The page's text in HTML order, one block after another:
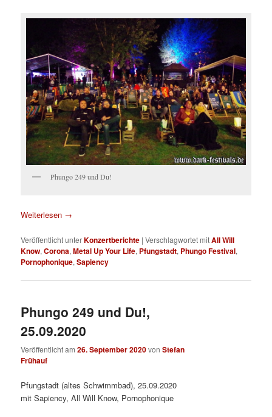
Phungo 249 und Du!
Weiterlesen →
Veröffentlicht unterKonzertberichte |Verschlagwortet mitAll Will
Know,Corona,Metal Up Your Life, Pfungstadt, Phungo Festival,
Pornophonique,Sapiency
Phungo 249 und Du!,
25.09.2020
Veröffentlicht am26. September 2020vonStefan
Frühauf
Pfungstadt (altes Schwimmbad), 25.09.2020
mit Sapiency, All Will Know, Pornophonique